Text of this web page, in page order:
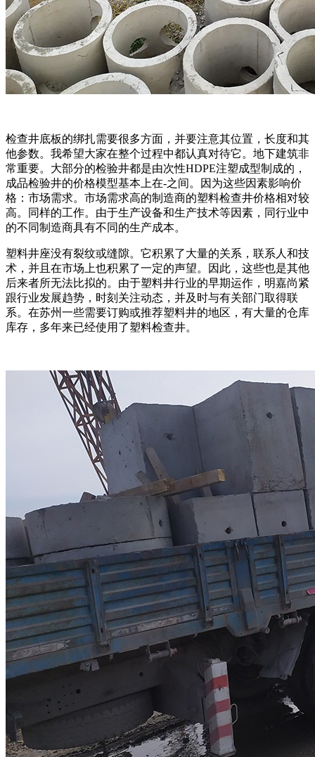
检查井底板的绑扎需要很多方面，并要注意其位置，长度和其
他参数。我希望大家在整个过程中都认真对待它。地下建筑非
常重要。大部分的检验井都是由次性HDPE注塑成型制成的，
成品检验井的价格模型基本上在-之间。因为这些因素影响价
格：市场需求。市场需求高的制造商的塑料检查井价格相对较
高。同样的工作。由于生产设备和生产技术等因素，同行业中
的不同制造商具有不同的生产成本。
塑料井座没有裂纹或缝隙。它积累了大量的关系，联系人和技
术，并且在市场上也积累了一定的声望。因此，这些也是其他
后来者所无法比拟的。由于塑料井行业的早期运作，明嘉尚紧
跟行业发展趋势，时刻关注动态，并及时与有关部门取得联
系。在苏州一些需要订购或推荐塑料井的地区，有大量的仓库
库存，多年来已经使用了塑料检查井。